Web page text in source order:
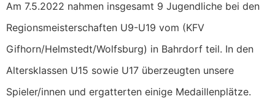
Am 7.5.2022 nahmen insgesamt 9 Jugendliche bei den
Regionsmeisterschaften U9-U19 vom (KFV
Gifhorn/Helmstedt/Wolfsburg) in Bahrdorf teil. In den
Altersklassen U15 sowie U17 überzeugten unsere
Spieler/innen und ergatterten einige Medaillenplätze.